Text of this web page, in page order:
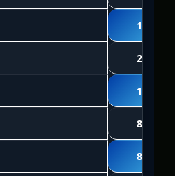
1
2
1
8
8